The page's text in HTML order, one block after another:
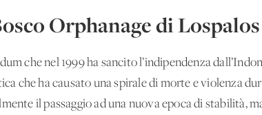
Orphanage di Lospalos
che nel 1999 ha sancito l’indipendenza
che ha causato una spirale di morte e violenza
il passaggio ad una nuova epoca di stabilità,